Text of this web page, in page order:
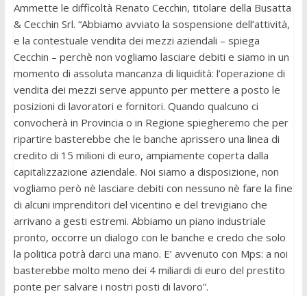
Ammette le difficoltà Renato Cecchin, titolare della Busatta
& Cecchin Srl. “Abbiamo avviato la sospensione dell’attività,
e la contestuale vendita dei mezzi aziendali – spiega
Cecchin – perchè non vogliamo lasciare debiti e siamo in un
momento di assoluta mancanza di liquidità: l’operazione di
vendita dei mezzi serve appunto per mettere a posto le
posizioni di lavoratori e fornitori. Quando qualcuno ci
convocherà in Provincia o in Regione spiegheremo che per
ripartire basterebbe che le banche aprissero una linea di
credito di 15 milioni di euro, ampiamente coperta dalla
capitalizzazione aziendale. Noi siamo a disposizione, non
vogliamo però nè lasciare debiti con nessuno nè fare la fine
di alcuni imprenditori del vicentino e del trevigiano che
arrivano a gesti estremi. Abbiamo un piano industriale
pronto, occorre un dialogo con le banche e credo che solo
la politica potrà darci una mano. E’ avvenuto con Mps: a noi
basterebbe molto meno dei 4 miliardi di euro del prestito
ponte per salvare i nostri posti di lavoro”.